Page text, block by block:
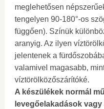
meglehetősen
tengelyen 90-180°-os
függően). Színük
aranyig. Az ilyen
jelentenek a
valamivel magasabb,
víztörölközőszárítóké.
A készülékek normál
levegőelakadások